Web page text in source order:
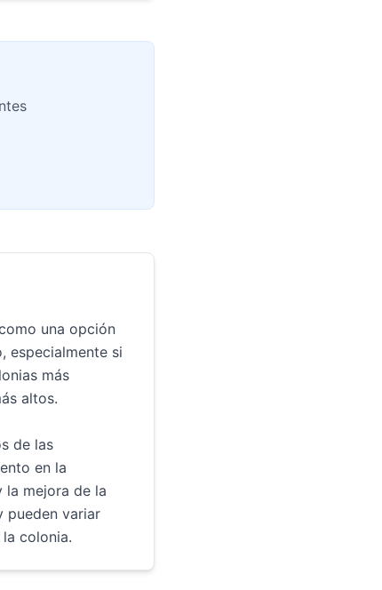
una opción
especialmente si
más
altos.
de las
en la
la mejora de la
pueden variar
colonia.